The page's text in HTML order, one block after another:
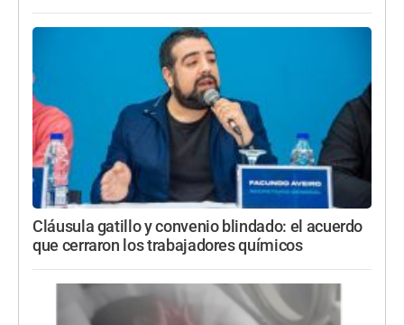
Cláusula gatillo y convenio blindado: el acuerdo
que cerraron los trabajadores químicos